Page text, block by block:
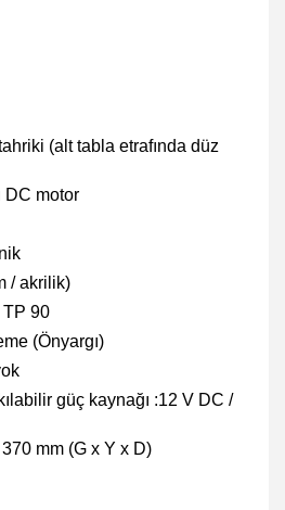
(alt tabla etrafında düz
DC motor
/ akrilik)
TP 90
(Önyargı)
güç kaynağı :12 V DC /
mm (G x Y x D)